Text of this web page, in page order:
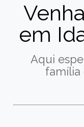
em
Aqui
família